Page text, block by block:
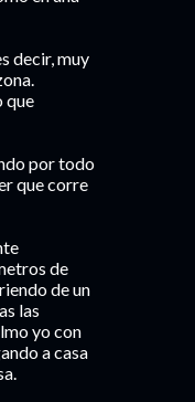
decir, muy
que
por todo
que corre
de
de un
las
yo con
a casa